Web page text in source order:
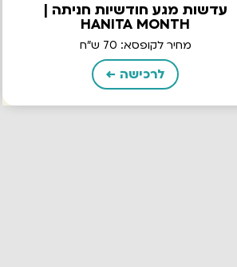
עדשות מגע חודשיות חניתה |
HANITA MONTH
מחיר לקופסא: 70 ש"ח
לרכישה ←